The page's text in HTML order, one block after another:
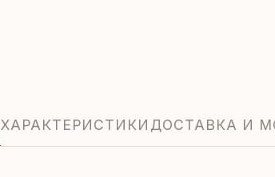
ХАРАКТЕРИСТИКИ ДОСТАВКА И